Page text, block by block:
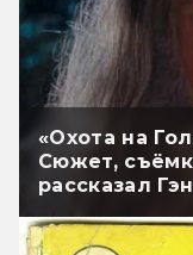
«Охота на
Сюжет,
рассказал